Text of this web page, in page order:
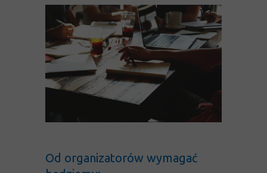
Od organizatorów wymagać